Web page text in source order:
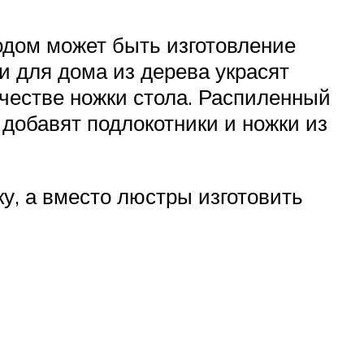
может быть изготовление
для дома из дерева украсят
ножки стола. Распиленный
подлокотники и ножки из
а вместо люстры изготовить